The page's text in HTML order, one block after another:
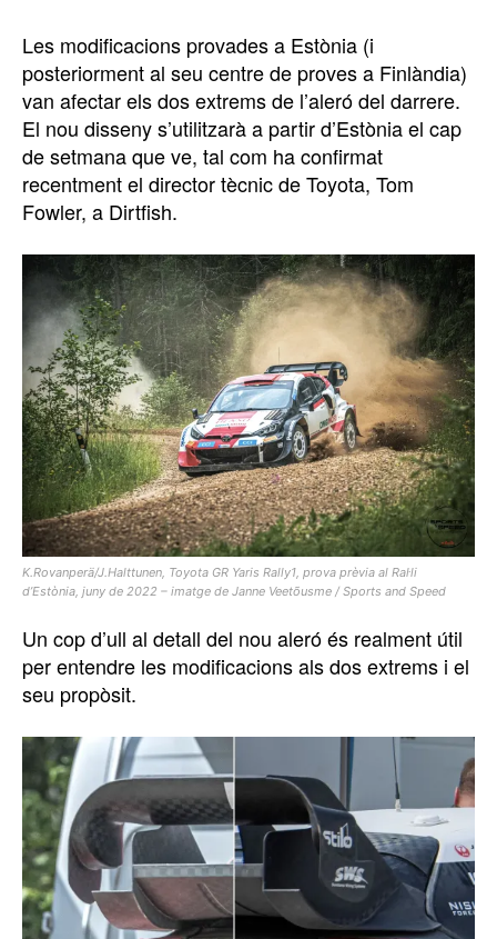
Les modificacions provades a Estònia (i
posteriorment al seu centre de proves a Finlàndia)
van afectar els dos extrems de l’aleró del darrere.
El nou disseny s’utilitzarà a partir d’Estònia el cap
de setmana que ve, tal com ha confirmat
recentment el director tècnic de Toyota, Tom
Fowler, a Dirtfish.
K.Rovanperä/J.Halttunen, Toyota GR Yaris Rally1, prova prèvia al Ral·li
d’Estònia, juny de 2022 – imatge de Janne Veetõusme / Sports and Speed
Un cop d’ull al detall del nou aleró és realment útil
per entendre les modificacions als dos extrems i el
seu propòsit.